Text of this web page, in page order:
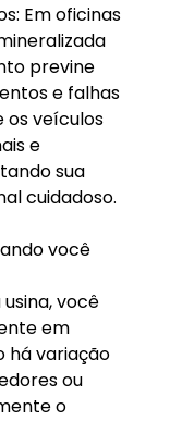
Em oficinas
previne
e falhas
os veículos
e
sua
cuidadoso.
você
você
em
há variação
ou
o